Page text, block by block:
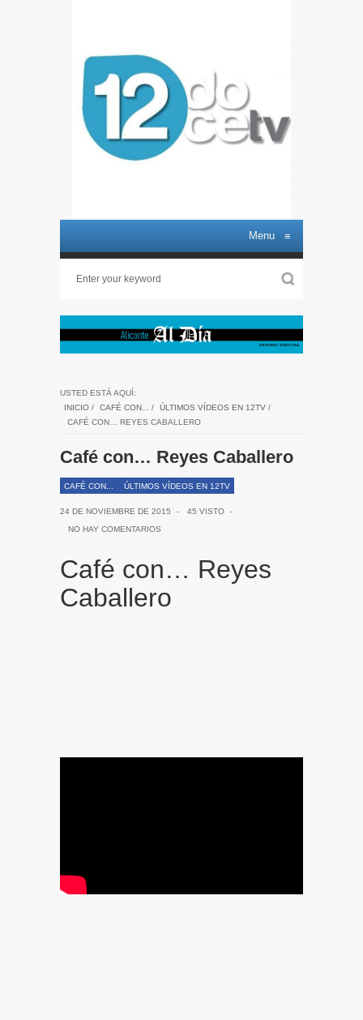
Menu ≡
USTED ESTÁ AQUÍ:
INICIO / CAFÉ CON... / ÚLTIMOS VÍDEOS EN 12TV /
CAFÉ CON… REYES CABALLERO
Café con… Reyes Caballero
CAFÉ CON... ÚLTIMOS VÍDEOS EN 12TV
24 DE NOVIEMBRE DE 2015 - 45 VISTO
-
NO HAY COMENTARIOS
Café con… Reyes
Caballero